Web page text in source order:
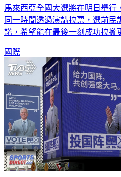
馬來西亞全國大選將在明日舉
同一時間透過演講拉票，選前
諾，希望能在最後一刻成功拉攏
國際